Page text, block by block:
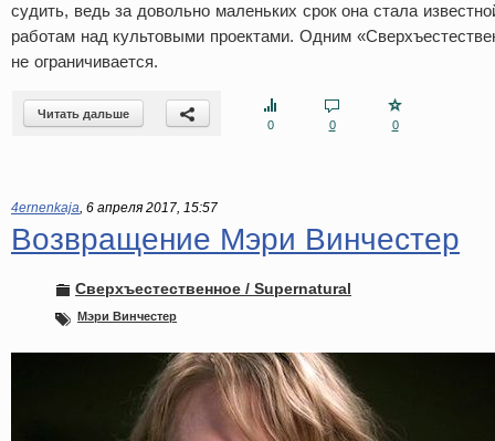
судить, ведь за довольно маленьких срок она стала
работам над культовыми проектами. Одним
не ограничивается.
Читать дальше
0
0 0
4ernenkaja, 6 апреля 2017, 15:57
Возвращение Мэри Винчестер
Сверхъестественное / Supernatural
Мэри Винчестер